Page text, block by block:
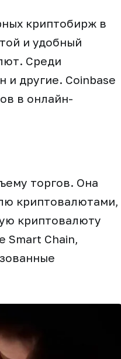
криптобирж в
и удобный
Среди
и другие. Coinbase
в онлайн-
торгов. Она
криптовалютами,
криптовалюту
Smart Chain,